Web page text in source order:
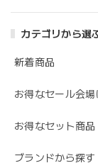
カテゴリから選
新着商品
お得なセール会場
お得なセット商品
ブランドから探す